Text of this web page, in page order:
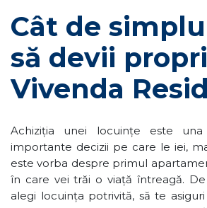
Cât de
să devii
Vivenda
Achiziția unei locuințe este
importante decizii pe care le iei,
este vorba despre primul
în care vei trăi o viață întreagă.
alegi locuința potrivită, să te